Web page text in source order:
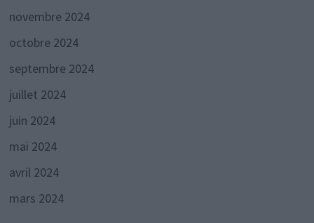
novembre 2024
octobre 2024
septembre 2024
juillet 2024
juin 2024
mai 2024
avril 2024
mars 2024